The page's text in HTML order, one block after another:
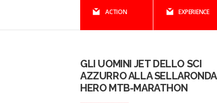
ACTION EXPERIENCE
GLI UOMINI JET DELLO SCI
AZZURRO ALLA SELLARONDA
HERO MTB-MARATHON